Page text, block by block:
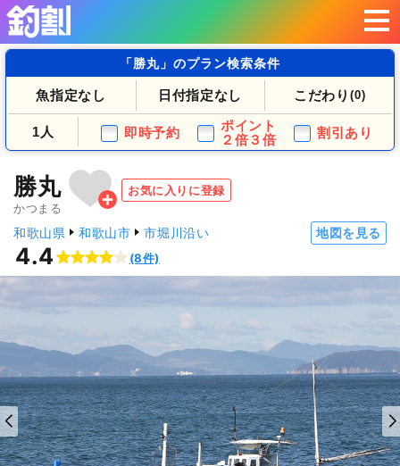
「勝丸」のプラン検索条件
魚指定なし 日付指定なし こだわり (0)
1人 即時予約
ポイント
２倍３倍
割引あり
勝丸
かつまる
お気に入りに登録
和歌山県 和歌山市 市堀川沿い 地図を見る
4.4 (8件)